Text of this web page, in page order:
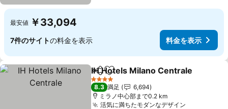
最安値 ￥33,094
7件のサイトの料金を表示 料金を表示
シェアお気に入りに追加
IH Hotels Milano Centrale
4 ホテルのランク
8.3 満足
6,694
ミラノ中心部まで0.2 km
活気に満ちたモダンなデザイン